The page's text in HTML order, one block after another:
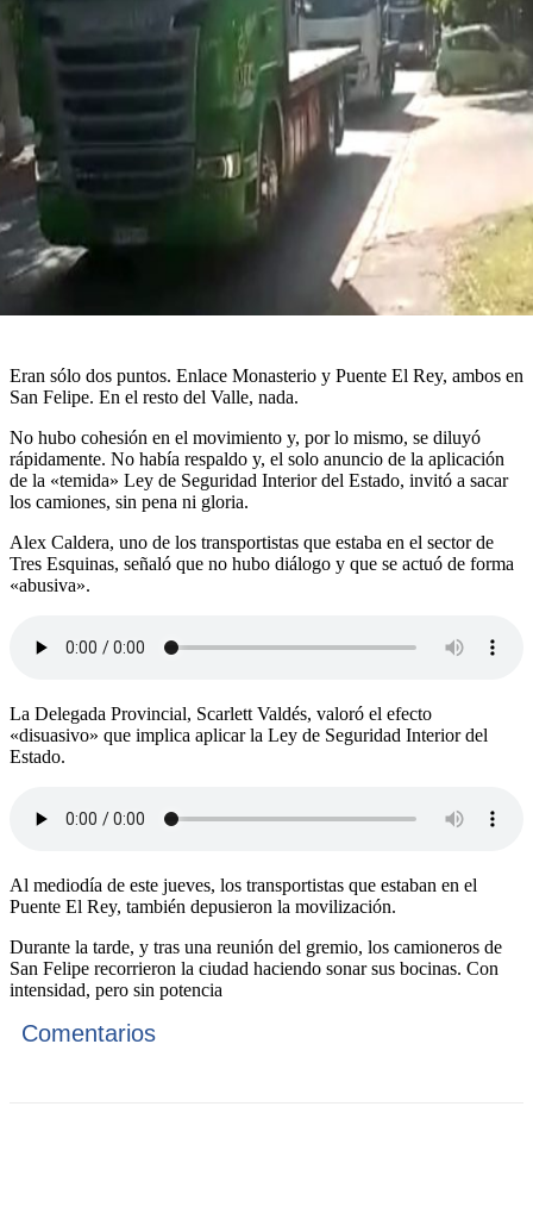
Eran sólo dos puntos. Enlace Monasterio y Puente El Rey, ambos en
San Felipe. En el resto del Valle, nada.
No hubo cohesión en el movimiento y, por lo mismo, se diluyó
rápidamente. No había respaldo y, el solo anuncio de la aplicación
de la «temida» Ley de Seguridad Interior del Estado, invitó a sacar
los camiones, sin pena ni gloria.
Alex Caldera, uno de los transportistas que estaba en el sector de
Tres Esquinas, señaló que no hubo diálogo y que se actuó de forma
«abusiva».
La Delegada Provincial, Scarlett Valdés, valoró el efecto
«disuasivo» que implica aplicar la Ley de Seguridad Interior del
Estado.
Al mediodía de este jueves, los transportistas que estaban en el
Puente El Rey, también depusieron la movilización.
Durante la tarde, y tras una reunión del gremio, los camioneros de
San Felipe recorrieron la ciudad haciendo sonar sus bocinas. Con
intensidad, pero sin potencia
Comentarios